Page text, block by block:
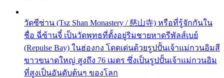
วัดซีซ่าน (Tsz Shan Monastery / 慈山寺) หรือที่รู้จักกันใน
ชื่อ ฉี่ซ้านจี๋ เป็นวัดพุทธที่ตั้งอยู่ริมชายหาดรีพัลส์เบย์
(Repulse Bay) ในฮ่องกง โดดเด่นด้วยรูปปั้นเจ้าแม่กวนอิมสี
ขาวขนาดใหญ่ สูงถึง 76 เมตร ซึ่งเป็นรูปปั้นเจ้าแม่กวนอิม
ที่สูงเป็นอันดับต้นๆ ของโลก